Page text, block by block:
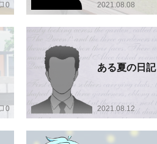
0 2021.08.08
0
ある夏の日記
2021.08.12